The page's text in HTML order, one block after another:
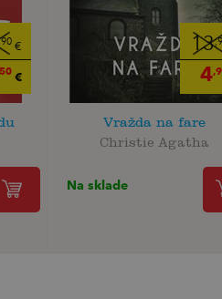
€
€
13
4
Vražda na fare
Christie Agatha
Na sklade